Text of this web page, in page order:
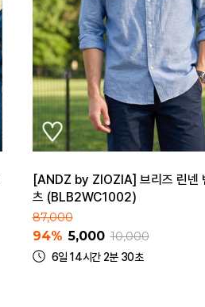
[ANDZ by ZIOZIA] 브리즈 린넨
츠 (BLB2WC1002)
87,000
94% 5,000 10,000
6일 14시간 2분 30초